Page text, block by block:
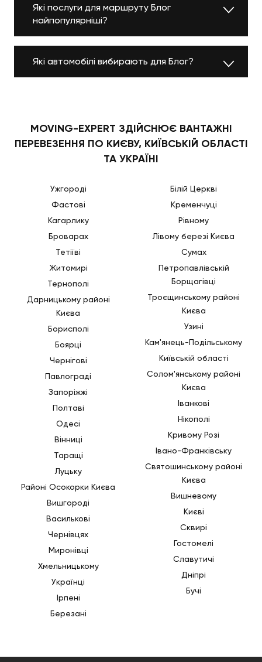
Які послуги для маршруту Блог
найпопулярніші?
Які автомобілі вибирають для Блог?
MOVING-EXPERT ЗДІЙСНЮЄ ВАНТАЖНІ
ПЕРЕВЕЗЕННЯ ПО КИЄВУ, КИЇВСЬКІЙ ОБЛАСТІ
ТА УКРАЇНІ
Ужгороді
Фастові
Кагарлику
Броварах
Тетіїві
Житомирі
Тернополі
Дарницькому районі
Києва
Борисполі
Боярці
Чернігові
Павлограді
Запоріжжі
Полтаві
Одесі
Вінниці
Таращі
Луцьку
Районі Осокорки Києва
Вишгороді
Василькові
Чернівцях
Миронівці
Хмельницькому
Українці
Ірпені
Березані
Білій Церкві
Кременчуці
Рівному
Лівому березі Києва
Сумах
Петропавлівській
Борщагівці
Троєщинському районі
Києва
Узині
Кам'янець-Подільському
Київській області
Солом'янському районі
Києва
Іванкові
Нікополі
Кривому Розі
Івано-Франківську
Святошинському районі
Києва
Вишневому
Києві
Сквирі
Гостомелі
Славутичі
Дніпрі
Бучі